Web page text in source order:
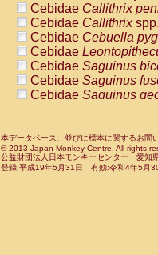
PitheciidaePithecia
Cercopithecidae
Cercopithecidae
Cercopithecidae
Cercopithecidae
Cercopithecidae
Cercopithecidae
Cercopithecidae
Cercopithecidae
Cercopithecidae
Cebidae Callithrix
Cebidae Callithrixspp.
Cebidae Cebuella
Cebidae
Cebidae Saguinus
Cebidae Saguinus
Cebidae Saguinus
CebidaeSaguinus
CebidaeSaguinus
Cebidae Saguinus
本データベース、並びに標本に関するお問
© 2013 Japan Monkey Centre. All rights
公益財団法人日本モンキーセンター 愛
登録:平成19年5月31日 有効:令和4年5月